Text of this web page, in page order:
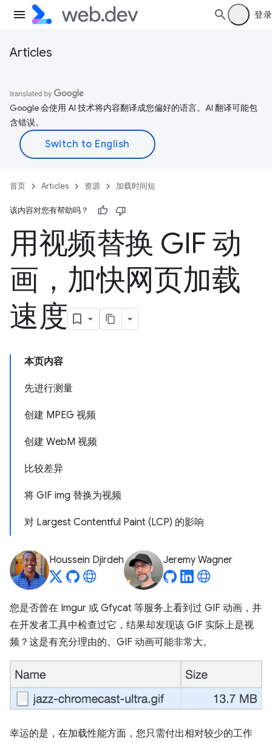
登录
Articles
Google 会使用 AI 技术将内容翻译成您偏好的语言。AI 翻译可能包
含错误。
首页 Articles 资源 加载时间短
该内容对您有帮助吗？
用视频替换 GIF 动
画，加快网页加载
速度
本页内容
先进行测量
创建 MPEG 视频
创建 WebM 视频
比较差异
将 GIF img 替换为视频
对 Largest Contentful Paint (LCP) 的影响
Houssein Djirdeh Jeremy Wagner
您是否曾在 Imgur 或 Gfycat 等服务上看到过 GIF 动画，并
在开发者工具中检查过它，结果却发现该 GIF 实际上是视
频？这是有充分理由的。GIF 动画可能非常大。
幸运的是，在加载性能方面，您只需付出相对较少的工作